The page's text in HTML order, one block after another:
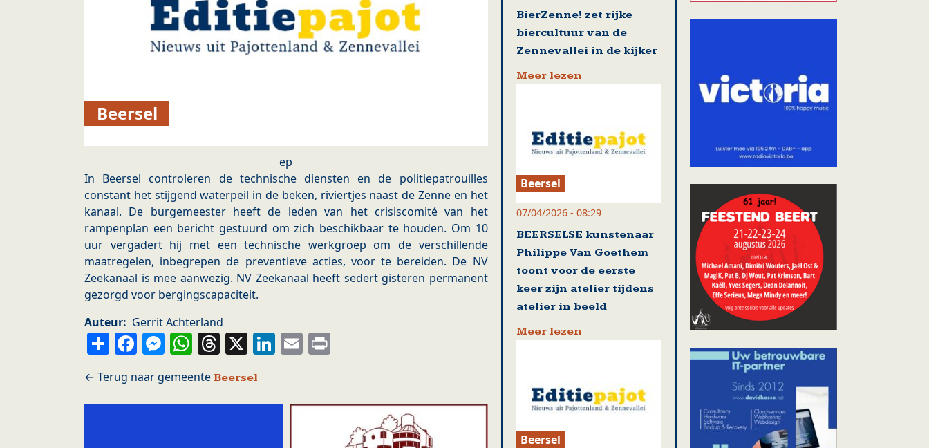
Beersel
ep
In Beersel controleren de technische diensten en de politiepatrouilles
constant het stijgend waterpeil in de beken, riviertjes naast de Zenne en het
kanaal. De burgemeester heeft de leden van het crisiscomité van het
rampenplan een bericht gestuurd om zich beschikbaar te houden. Om 10
uur vergadert hij met een technische werkgroep om de verschillende
maatregelen, inbegrepen de preventieve acties, voor te bereiden. De NV
Zeekanaal is mee aanwezig. NV Zeekanaal heeft sedert gisteren permanent
gezorgd voor bergingscapaciteit.
Auteur
Gerrit Achterland
ShareFacebook
Messenger
WhatsApp
Threads
X LinkedIn
Email
Beersel
BierZenne! zet rijke
biercultuur van de
Zennevallei in de kijker
Meer lezen
Beersel
07/04/2026 - 08:29
BEERSELSE kunstenaar
Philippe Van Goethem
toont voor de eerste
keer zijn atelier tijdens
atelier in beeld
Meer lezen
Beersel